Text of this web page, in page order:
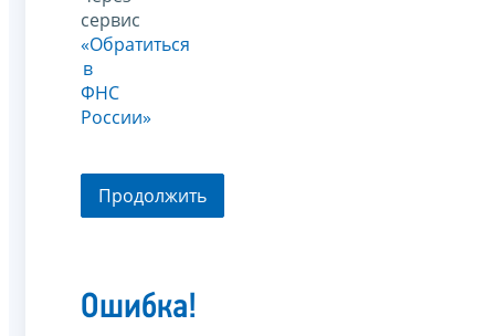
сервис
«Обратиться
в
ФНС
России»
Продолжить
Ошибка!